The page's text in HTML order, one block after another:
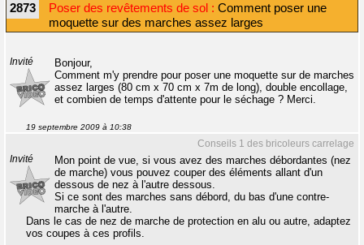
2873 Poser des revêtements de sol : Comment poser une
moquette sur des marches assez larges
Invité
Bonjour,
Comment m'y prendre pour poser une moquette sur de marches
assez larges (80 cm x 70 cm x 7m de long), double encollage,
et combien de temps d'attente pour le séchage ? Merci.
19 septembre 2009 à 10:38
Conseils 1 des bricoleurs carrelage
Invité
Mon point de vue, si vous avez des marches débordantes (nez
de marche) vous pouvez couper des éléments allant d'un
dessous de nez à l'autre dessous.
Si ce sont des marches sans débord, du bas d'une contre-
marche à l'autre.
Dans le cas de nez de marche de protection en alu ou autre, adaptez
vos coupes à ces profils.